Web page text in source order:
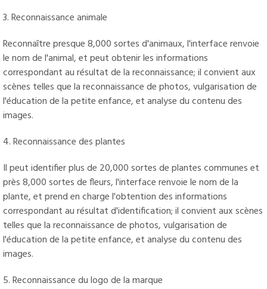
3. Reconnaissance animale
Reconnaître presque 8,000 sortes d'animaux, l'interface renvoie
le nom de l'animal, et peut obtenir les informations
correspondant au résultat de la reconnaissance; il convient aux
scènes telles que la reconnaissance de photos, vulgarisation de
l'éducation de la petite enfance, et analyse du contenu des
images.
4. Reconnaissance des plantes
Il peut identifier plus de 20,000 sortes de plantes communes et
près 8,000 sortes de fleurs, l'interface renvoie le nom de la
plante, et prend en charge l'obtention des informations
correspondant au résultat d'identification; il convient aux scènes
telles que la reconnaissance de photos, vulgarisation de
l'éducation de la petite enfance, et analyse du contenu des
images.
5. Reconnaissance du logo de la marque